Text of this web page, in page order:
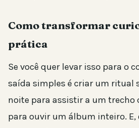
Como transformar
prática
Se você quer levar isso para o
saída simples é criar um ritual
noite para assistir a um trecho
para ouvir um álbum inteiro. E,